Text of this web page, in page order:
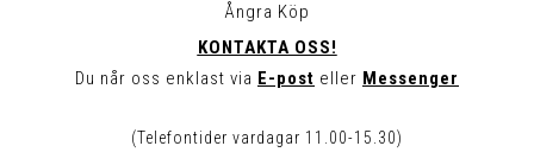
Ångra Köp
KONTAKTA OSS!
Du når oss enklast via E-post eller Messenger
(Telefontider vardagar 11.00-15.30)